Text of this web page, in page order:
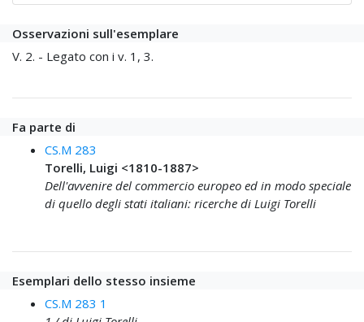
Osservazioni sull'esemplare
V. 2. - Legato con i v. 1, 3.
Fa parte di
CS.M 283
Torelli, Luigi <1810-1887>
Dell'avvenire del commercio europeo ed in modo speciale
di quello degli stati italiani: ricerche di Luigi Torelli
Esemplari dello stesso insieme
CS.M 283 1